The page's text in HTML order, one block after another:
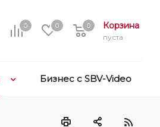
0 0 Корзина
пуста
0
Бизнес с SBV-Video